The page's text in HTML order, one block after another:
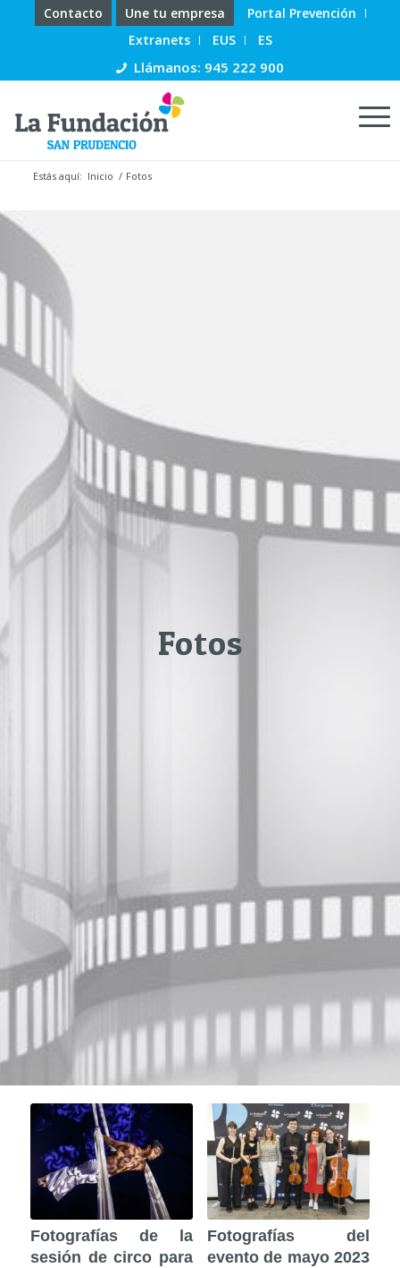
Contacto Une tu empresa
Portal Prevención
Extranets
EUS ES
Llámanos: 945 222 900
Estás aquí: Inicio / Fotos
Fotos
Fotografías de la
sesión de circo para
Fotografías del
evento de mayo 2023